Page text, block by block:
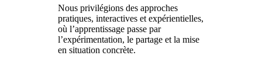
Nous privilégions des approches
pratiques, interactives et expérientielles,
où l’apprentissage passe par
l’expérimentation, le partage et la mise
en situation concrète.